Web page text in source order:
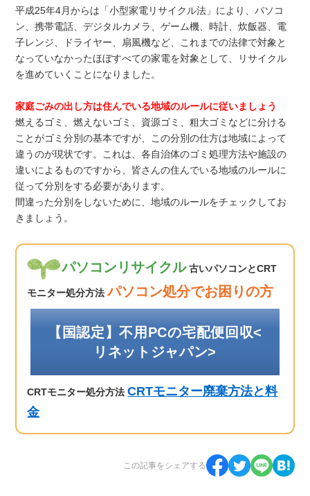
平成25年4月からは「小型家電リサイクル法」により、パソコ
ン、携帯電話、デジタルカメラ、ゲーム機、時計、炊飯器、電
子レンジ、ドライヤー、扇風機など、これまでの法律で対象と
なっていなかったほぼすべての家電を対象として、リサイクル
を進めていくことになりました。
家庭ごみの出し方は住んでいる地域のルールに従いましょう
燃えるゴミ、燃えないゴミ、資源ゴミ、粗大ゴミなどに分ける
ことがゴミ分別の基本ですが、この分別の仕方は地域によって
違うのが現状です。これは、各自治体のゴミ処理方法や施設の
違いによるものですから、皆さんの住んでいる地域のルールに
従って分別をする必要があります。
間違った分別をしないために、地域のルールをチェックしてお
きましょう。
パソコンリサイクル 古いパソコンとCRT
モニター処分方法 パソコン処分でお困りの方
【国認定】不用PCの宅配便回収<
リネットジャパン>
CRTモニター処分方法 CRTモニター廃棄方法と料
金
この記事をシェアする